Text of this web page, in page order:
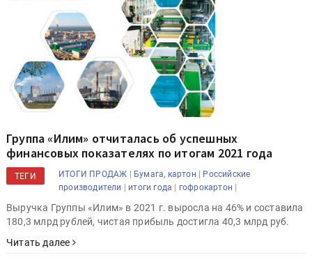
Группа «Илим» отчиталась об успешных
финансовых показателях по итогам 2021 года
ТЕГИ ИТОГИ ПРОДАЖ | Бумага, картон | Российские
производители | итоги года | гофрокартон |
Выручка Группы «Илим» в 2021 г. выросла на 46% и составила
180,3 млрд рублей, чистая прибыль достигла 40,3 млрд руб.
Читать далее